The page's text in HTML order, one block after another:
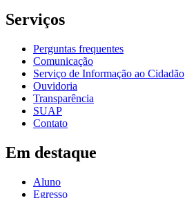
Serviços
Perguntas frequentes
Comunicação
Serviço de Informação ao Cidadão
Ouvidoria
Transparência
SUAP
Contato
Em destaque
Aluno
Egresso